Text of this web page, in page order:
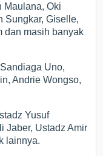
Maulana, Oki
Sungkar, Giselle,
dan masih banyak
Uno,
Andrie Wongso,
Yusuf
Jaber, Ustadz Amir
lainnya.